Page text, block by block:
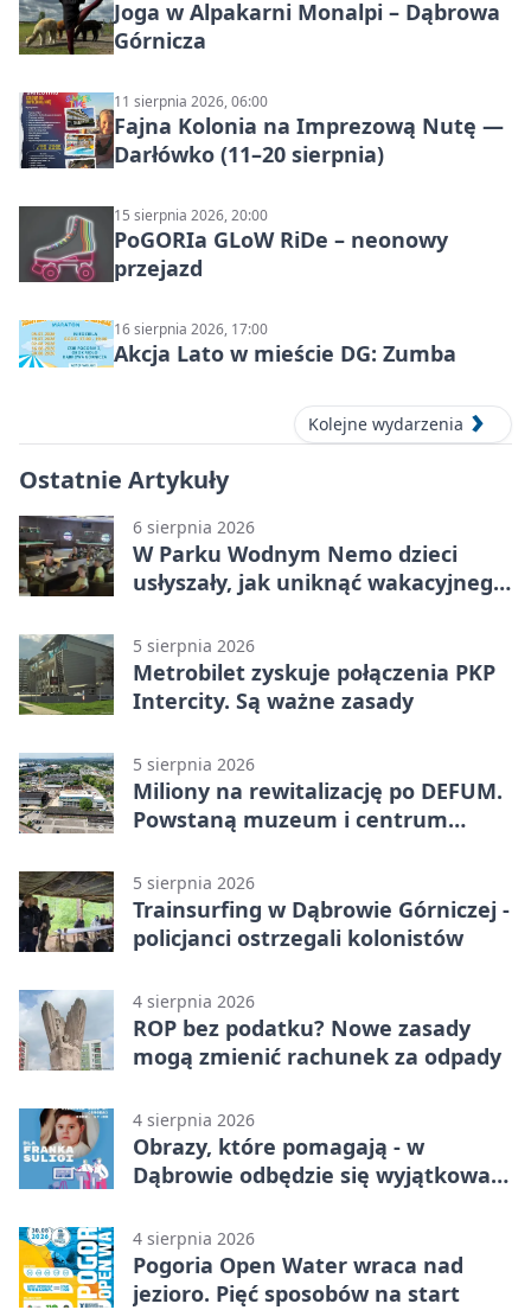
Joga w Alpakarni Monalpi – Dąbrowa
Górnicza
11 sierpnia 2026, 06:00
Fajna Kolonia na Imprezową Nutę —
Darłówko (11–20 sierpnia)
15 sierpnia 2026, 20:00
PoGORIa GLoW RiDe – neonowy
przejazd
16 sierpnia 2026, 17:00
Akcja Lato w mieście DG: Zumba
Kolejne wydarzenia
Ostatnie Artykuły
6 sierpnia 2026
W Parku Wodnym Nemo dzieci
usłyszały, jak uniknąć wakacyjnego
5 sierpnia 2026
Metrobilet zyskuje połączenia PKP
Intercity. Są ważne zasady
5 sierpnia 2026
Miliony na rewitalizację po DEFUM.
Powstaną muzeum i centrum
5 sierpnia 2026
Trainsurfing w Dąbrowie Górniczej -
policjanci ostrzegali kolonistów
4 sierpnia 2026
ROP bez podatku? Nowe zasady
mogą zmienić rachunek za odpady
4 sierpnia 2026
Obrazy, które pomagają - w
Dąbrowie odbędzie się wyjątkowa
4 sierpnia 2026
Pogoria Open Water wraca nad
jezioro. Pięć sposobów na start